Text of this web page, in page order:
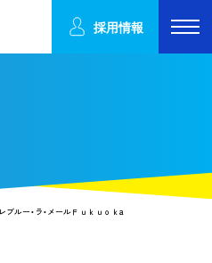
採用情報
ブルー・ラ・メールＦｕｋｕｏｋa